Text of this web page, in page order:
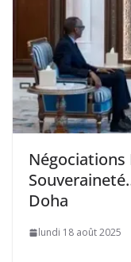
Négociations
Doha
lundi 18 août 2025